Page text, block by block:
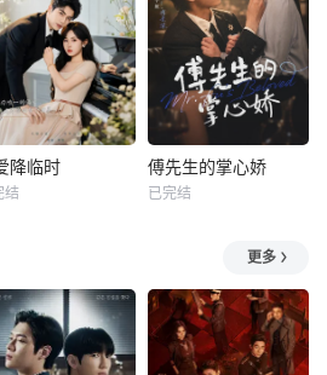
降临时
结
傅先生的掌心娇
已完结
更多